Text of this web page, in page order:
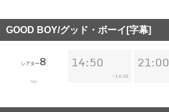
GOOD BOY/グッド・ボーイ[字幕]
シアター8
73分
14:50
~ 16:10
21:00